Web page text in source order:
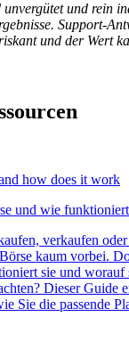
unvergütet und rein
Support-
und der Wert
und wie
verkaufen
kaum vorbei.
sie und worauf
Dieser Guide
Sie die passende